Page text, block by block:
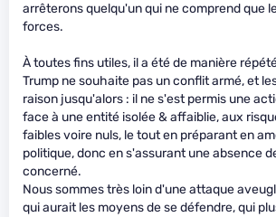
arrêterons quelqu'un qui ne comprend que
forces.
À toutes fins utiles, il a été de manière
Trump ne souhaite pas un conflit armé, et
raison jusqu'alors : il ne s'est permis une
face à une entité isolée & affaiblie, aux
faibles voire nuls, le tout en préparant en
politique, donc en s'assurant une absence
concerné.
Nous sommes très loin d'une attaque
qui aurait les moyens de se défendre, qui